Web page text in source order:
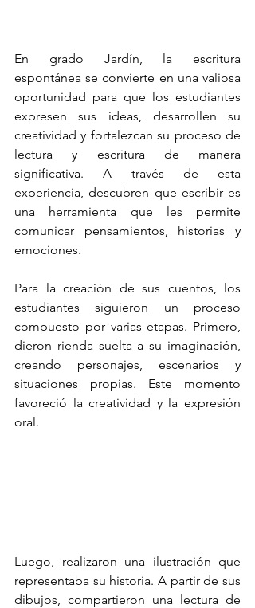
En grado Jardín, la escritura
espontánea se convierte en una valiosa
oportunidad para que los estudiantes
expresen sus ideas, desarrollen su
creatividad y fortalezcan su proceso de
lectura y escritura de manera
significativa. A través de esta
experiencia, descubren que escribir es
una herramienta que les permite
comunicar pensamientos, historias y
emociones.
Para la creación de sus cuentos, los
estudiantes siguieron un proceso
compuesto por varias etapas. Primero,
dieron rienda suelta a su imaginación,
creando personajes, escenarios y
situaciones propias. Este momento
favoreció la creatividad y la expresión
oral.
Luego, realizaron una ilustración que
representaba su historia. A partir de sus
dibujos, compartieron una lectura de